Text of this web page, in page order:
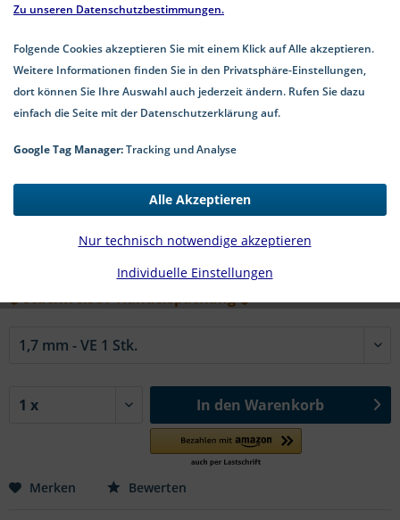
0,11 € *
*inkl. MwSt.zzgl. Versandkosten
2-5 Werktage Lieferzeit
#DIN 433 A2 | Ø in mm:
↓ stückweise / Handelspackung ↓
In den Warenkorb
Merken Bewerten
Zu unseren Datenschutzbestimmungen.
Folgende Cookies akzeptieren Sie mit einem Klick auf Alle akzeptieren.
Weitere Informationen finden Sie in den Privatsphäre-Einstellungen,
dort können Sie Ihre Auswahl auch jederzeit ändern. Rufen Sie dazu
einfach die Seite mit der Datenschutzerklärung auf.
Google Tag Manager:Tracking und Analyse
Individuelle Einstellungen
Nur technisch notwendige akzeptieren
Alle Akzeptieren